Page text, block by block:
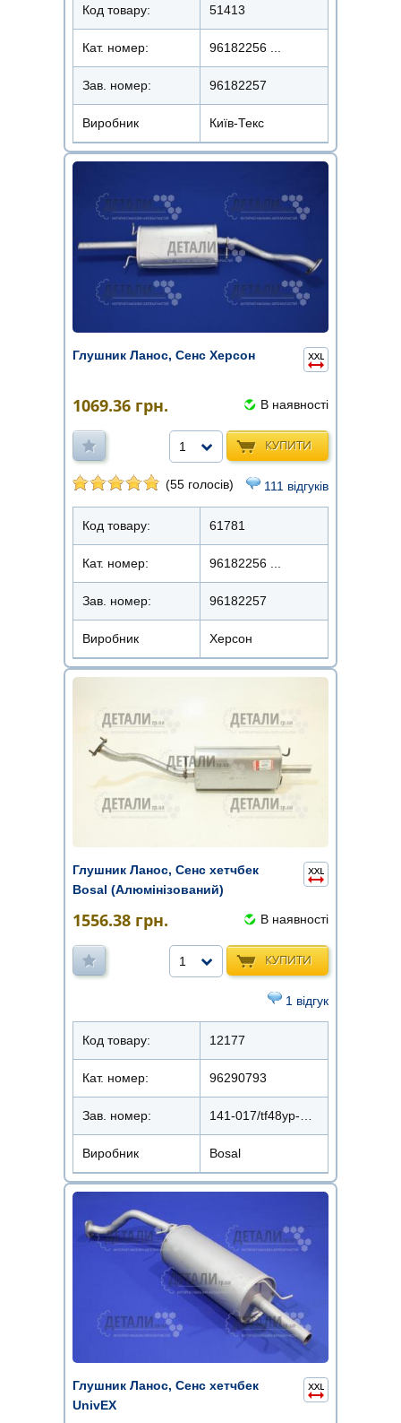
Код товару: 51413
Кат. номер: 96182256 ...
Зав. номер: 96182257
Виробник Київ-Текс
Глушник Ланос, Сенс Херсон
1069.36 грн. В наявності
КУПИТИ
1
(55 голосів) 111 відгуків
Код товару: 61781
Кат. номер: 96182256 ...
Зав. номер: 96182257
Виробник Херсон
Глушник Ланос, Сенс хетчбек
Bosal (Алюмінізований)
1556.38 грн. В наявності
КУПИТИ
1
1 відгук
Код товару: 12177
Кат. номер: 96290793
Зав. номер:
Виробник Bosal
Глушник Ланос, Сенс хетчбек
UnivEX